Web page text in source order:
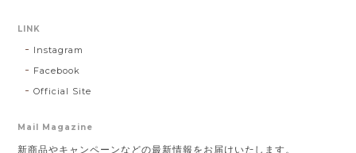
LINK
Instagram
Facebook
Official Site
Mail Magazine
新商品やキャンペーンなどの最新情報をお届けいたします。